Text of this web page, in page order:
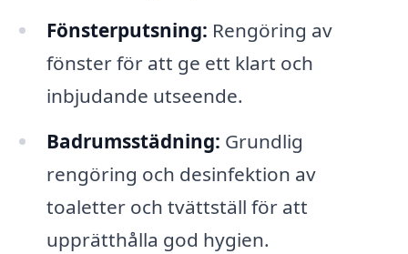
Fönsterputsning: Rengöring av
fönster för att ge ett klart och
inbjudande utseende.
Badrumsstädning: Grundlig
rengöring och desinfektion av
toaletter och tvättställ för att
upprätthålla god hygien.